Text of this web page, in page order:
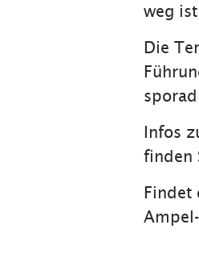
weg
Die
Infos
finden
Findet